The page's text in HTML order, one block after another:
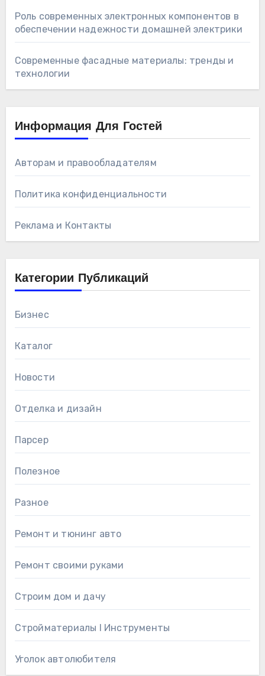
Роль современных электронных компонентов в
обеспечении надежности домашней электрики
Современные фасадные материалы: тренды и
технологии
Информация Для Гостей
Авторам и правообладателям
Политика конфиденциальности
Реклама и Контакты
Категории Публикаций
Бизнес
Каталог
Новости
Отделка и дизайн
Парсер
Полезное
Разное
Ремонт и тюнинг авто
Ремонт своими руками
Строим дом и дачу
Стройматериалы l Инструменты
Уголок автолюбителя